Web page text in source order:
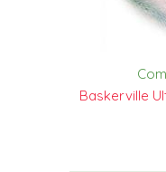
Baskerville